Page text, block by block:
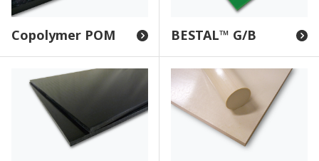
Copolymer POM BESTAL™ G/B